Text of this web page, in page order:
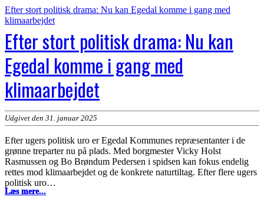
Efter stort politisk drama: Nu kan Egedal komme i gang med
klimaarbejdet
Efter stort politisk drama: Nu kan
Egedal komme i gang med
klimaarbejdet
Udgivet den 31. januar 2025
Efter ugers politisk uro er Egedal Kommunes repræsentanter i de
grønne treparter nu på plads. Med borgmester Vicky Holst
Rasmussen og Bo Brøndum Pedersen i spidsen kan fokus endelig
rettes mod klimaarbejdet og de konkrete naturtiltag. Efter flere ugers
politisk uro…
Læs mere...